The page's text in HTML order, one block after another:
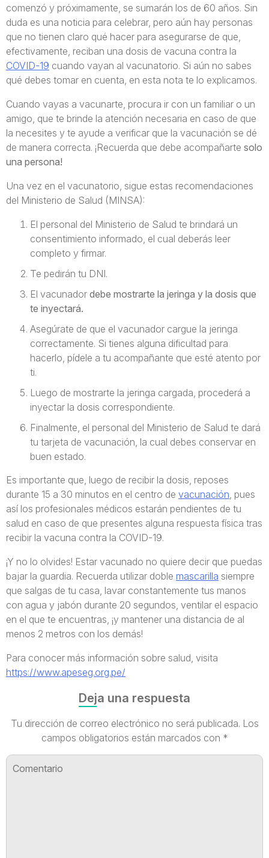
comenzó y próximamente, se sumarán los de 60 años. Sin
duda es una noticia para celebrar, pero aún hay personas
que no tienen claro qué hacer para asegurarse de que,
efectivamente, reciban una dosis de vacuna contra la
COVID-19 cuando vayan al vacunatorio. Si aún no sabes
qué debes tomar en cuenta, en esta nota te lo explicamos.
Cuando vayas a vacunarte, procura ir con un familiar o un
amigo, que te brinde la atención necesaria en caso de que
la necesites y te ayude a verificar que la vacunación se dé
de manera correcta. ¡Recuerda que debe acompañarte solo
una persona!
Una vez en el vacunatorio, sigue estas recomendaciones
del Ministerio de Salud (MINSA):
El personal del Ministerio de Salud te brindará un
consentimiento informado, el cual deberás leer
completo y firmar.
Te pedirán tu DNI.
El vacunador debe mostrarte la jeringa y la dosis que
te inyectará.
Asegúrate de que el vacunador cargue la jeringa
correctamente. Si tienes alguna dificultad para
hacerlo, pídele a tu acompañante que esté atento por
ti.
Luego de mostrarte la jeringa cargada, procederá a
inyectar la dosis correspondiente.
Finalmente, el personal del Ministerio de Salud te dará
tu tarjeta de vacunación, la cual debes conservar en
buen estado.
Es importante que, luego de recibir la dosis, reposes
durante 15 a 30 minutos en el centro de vacunación, pues
así los profesionales médicos estarán pendientes de tu
salud en caso de que presentes alguna respuesta física tras
recibir la vacuna contra la COVID-19.
¡Y no lo olvides! Estar vacunado no quiere decir que puedas
bajar la guardia. Recuerda utilizar doble mascarilla siempre
que salgas de tu casa, lavar constantemente tus manos
con agua y jabón durante 20 segundos, ventilar el espacio
en el que te encuentras, ¡y mantener una distancia de al
menos 2 metros con los demás!
Para conocer más información sobre salud, visita
https://www.apeseg.org.pe/
Deja una respuesta
Tu dirección de correo electrónico no será publicada. Los
campos obligatorios están marcados con *